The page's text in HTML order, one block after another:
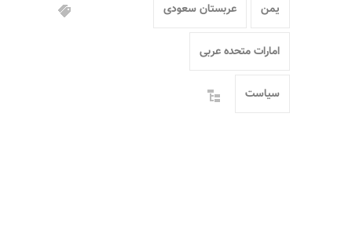
یمن عربستان سعودی
امارات متحده عربی
سیاست